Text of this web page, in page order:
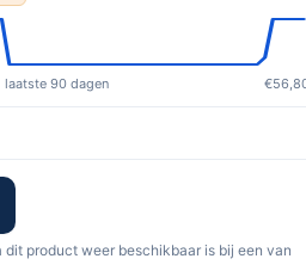
laatste 90 dagen
dit product weer beschikbaar is bij een van